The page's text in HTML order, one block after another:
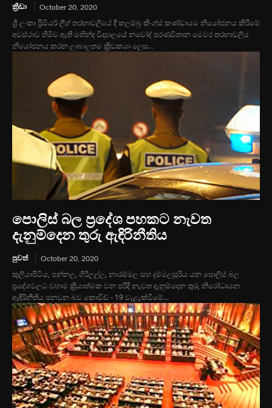
ක්‍රීඩා October 20, 2020
ශ්‍රී ලංකා ප්‍රිමියර් ලීග් තරඟාවලියේ දී කලම්බු කිංග්ස් කණ්ඩායම නියෝජනය කිරීමේ
අවස්ථාව හිමිව ඇති මහින්ද විද්‍යාලයේ නවෝද් පරණවිතාන මෙවර තරඟාවලිය
නියෝජනය කරන ලාබාලතම ක්‍රීඩකයා ලෙස...
පොලිස් බල ප්‍රදේශ පහකට නැවත
දැනුම්දෙන තුරු ඇඳිරිනීතිය
පුවත් October 20, 2020
කුලියාපිටිය, පන්නල, ගිරිඋල්ල, නාරම්මල සහ දුම්මලසූරිය යන පොලිස් බල
ප්‍රදේශවලට වහාම ක්‍රියාත්මක වන පරිදි නැවත දැනුම්දෙන තුරු නිරෝධායන
ඇඳිරිනීතිය පනවන බව කොවිඩ් - 19 වැළැක්වීමේ...